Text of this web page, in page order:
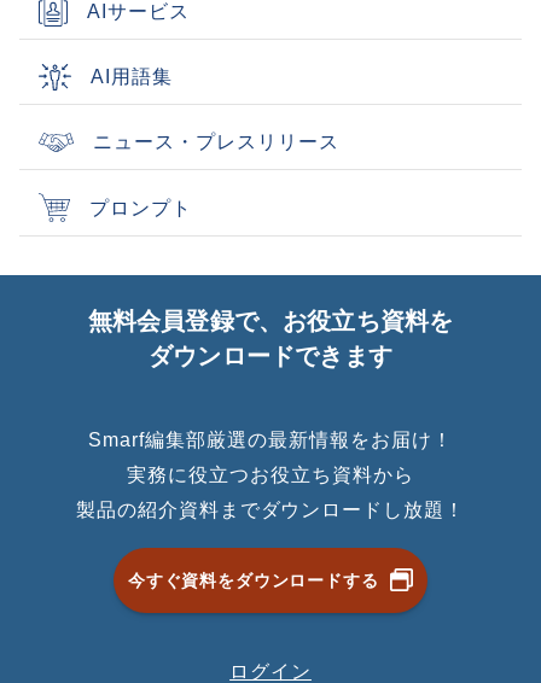
AIサービス
AI用語集
ニュース・プレスリリース
プロンプト
無料会員登録で、お役立ち資料を
ダウンロードできます
Smarf編集部厳選の最新情報をお届け！
実務に役立つお役立ち資料から
製品の紹介資料までダウンロードし放題！
今すぐ資料をダウンロードする
ログイン